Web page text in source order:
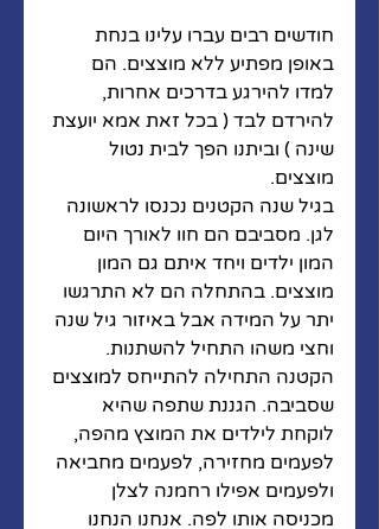
חודשים רבים עברו עלינו בנחת
באופן מפתיע ללא מוצצים. הם
למדו להירגע בדרכים אחרות,
להירדם לבד ( בכל זאת אמא יועצת
שינה ) וביתנו הפך לבית נטול
מוצצים.
בגיל שנה הקטנים נכנסו לראשונה
לגן. מסביבם הם חוו לאורך היום
המון ילדים ויחד איתם גם המון
מוצצים. בהתחלה הם לא התרגשו
יתר על המידה אבל באיזור גיל שנה
וחצי משהו התחיל להשתנות.
הקטנה התחילה להתייחס למוצצים
שסביבה. הגננת שתפה שהיא
לוקחת לילדים את המוצץ מהפה,
לפעמים מחזירה, לפעמים מחביאה
ולפעמים אפילו רחמנה לצלן
מכניסה אותו לפה. אנחנו הנחנו